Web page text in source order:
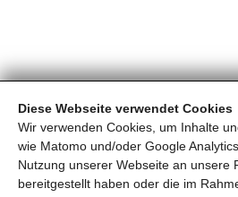
Diese Webseite verwendet Cookies
Wir verwenden Cookies, um Inhalte
wie Matomo und/oder Google
Nutzung unserer Webseite an unsere
bereitgestellt haben oder die im